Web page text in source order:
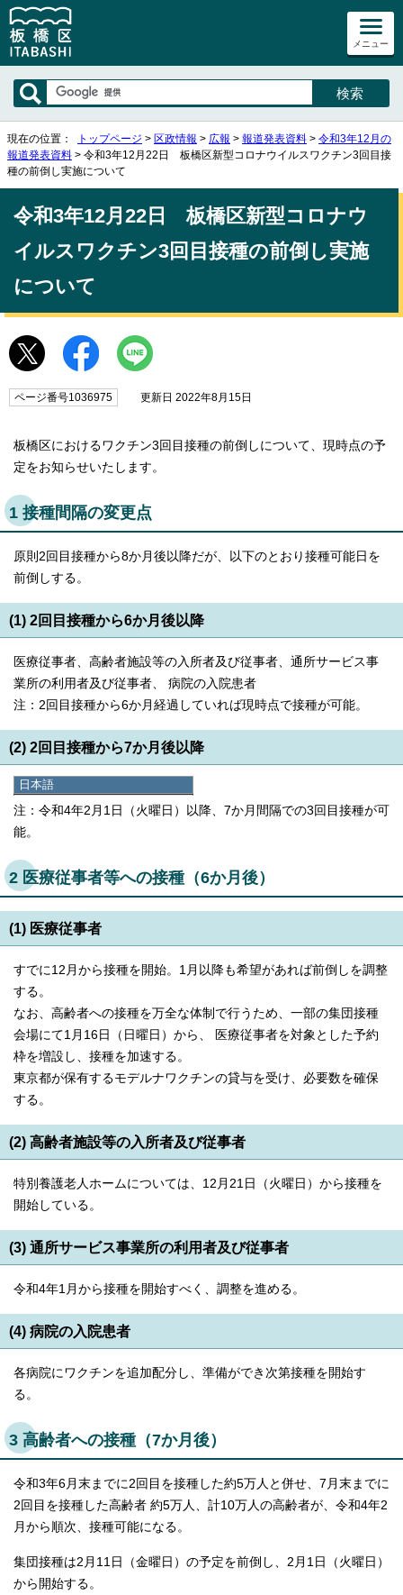
メニュー
日本語
日本語
English
한국어
繁體中文
現在の位置： トップページ > 区政情報 > 広報 > 報道発表資料 > 令和3年12月の
報道発表資料 > 令和3年12月22日 板橋区新型コロナウイルスワクチン3回目接
種の前倒し実施について
令和3年12月22日 板橋区新型コロナウ
イルスワクチン3回目接種の前倒し実施
について
ページ番号1036975 更新日 2022年8月15日
板橋区におけるワクチン3回目接種の前倒しについて、現時点の予
定をお知らせいたします。
1 接種間隔の変更点
原則2回目接種から8か月後以降だが、以下のとおり接種可能日を
前倒しする。
(1) 2回目接種から6か月後以降
医療従事者、高齢者施設等の入所者及び従事者、通所サービス事
業所の利用者及び従事者、 病院の入院患者
注：2回目接種から6か月経過していれば現時点で接種が可能。
(2) 2回目接種から7か月後以降
(1)以外の高齢者（65歳以上）
注：令和4年2月1日（火曜日）以降、7か月間隔での3回目接種が可
能。
2 医療従事者等への接種（6か月後）
(1) 医療従事者
すでに12月から接種を開始。1月以降も希望があれば前倒しを調整
する。
なお、高齢者への接種を万全な体制で行うため、一部の集団接種
会場にて1月16日（日曜日）から、 医療従事者を対象とした予約
枠を増設し、接種を加速する。
東京都が保有するモデルナワクチンの貸与を受け、必要数を確保
する。
(2) 高齢者施設等の入所者及び従事者
特別養護老人ホームについては、12月21日（火曜日）から接種を
開始している。
(3) 通所サービス事業所の利用者及び従事者
令和4年1月から接種を開始すべく、調整を進める。
(4) 病院の入院患者
各病院にワクチンを追加配分し、準備ができ次第接種を開始す
る。
3 高齢者への接種（7か月後）
令和3年6月末までに2回目を接種した約5万人と併せ、7月末までに
2回目を接種した高齢者 約5万人、計10万人の高齢者が、令和4年2
月から順次、接種可能になる。
集団接種は2月11日（金曜日）の予定を前倒し、2月1日（火曜日）
から開始する。